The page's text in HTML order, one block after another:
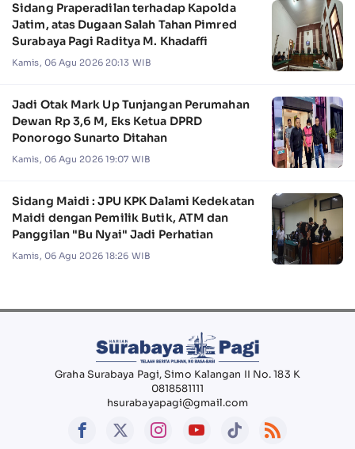
Sidang Praperadilan terhadap Kapolda
Jatim, atas Dugaan Salah Tahan Pimred
Surabaya Pagi Raditya M. Khadaffi
Kamis, 06 Agu 2026 20:13 WIB
Jadi Otak Mark Up Tunjangan Perumahan
Dewan Rp 3,6 M, Eks Ketua DPRD
Ponorogo Sunarto Ditahan
Kamis, 06 Agu 2026 19:07 WIB
Sidang Maidi : JPU KPK Dalami Kedekatan
Maidi dengan Pemilik Butik, ATM dan
Panggilan "Bu Nyai" Jadi Perhatian
Kamis, 06 Agu 2026 18:26 WIB
Graha Surabaya Pagi, Simo Kalangan II No. 183 K
0818581111
hsurabayapagi@gmail.com